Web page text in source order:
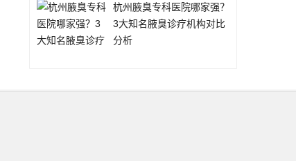
杭州腋臭专科医院哪家强？
3大知名腋臭诊疗机构对比
分析